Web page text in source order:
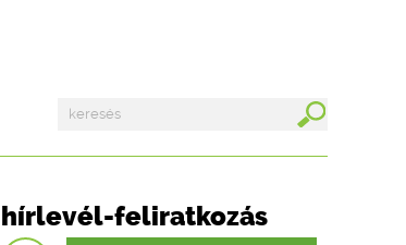
hírlevél-feliratkozás